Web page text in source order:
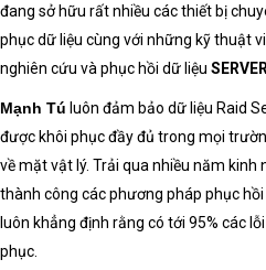
đang sở hữu rất nhiều các thiết bị
phục dữ liệu cùng với những kỹ thuật
nghiên cứu và phục hồi dữ liệu
Mạnh Tú luôn đảm bảo dữ liệu Raid
được khôi phục đầy đủ trong mọi
về mặt vật lý. Trải qua nhiều năm
thành công các phương pháp phục
luôn khẳng định rằng có tới 95% các
phục.